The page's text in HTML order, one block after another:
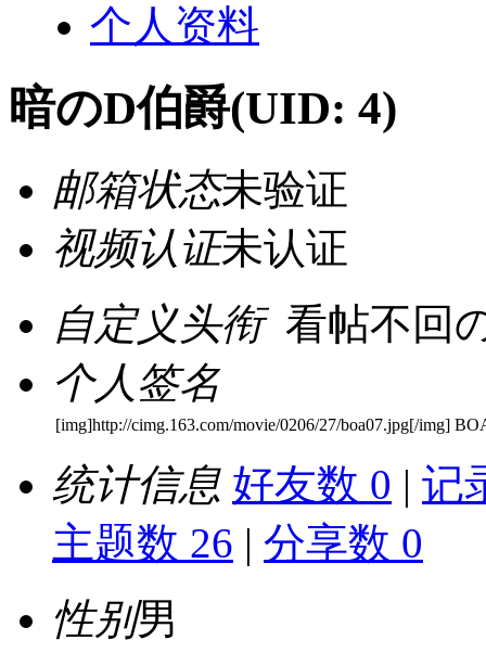
个人资料
暗のD伯爵(UID: 4)
邮箱状态未验证
视频认证未认证
自定义头衔 看帖不回
个人签名
[img]http://cimg.163.com/movie/0206/27/boa07.jpg[/
统计信息 好友数 0 | 记
主题数 26 | 分享数 0
性别男